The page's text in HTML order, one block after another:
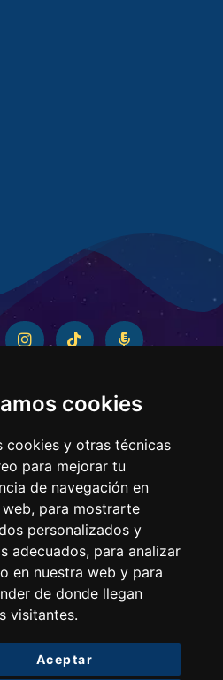
cookies
cookies y otras técnicas
para mejorar tu
de navegación en
web, para mostrarte
personalizados y
adecuados, para analizar
en nuestra web y para
de donde llegan
visitantes.
Aceptar
Eso es aquí. Ese es
somos nosotros…»